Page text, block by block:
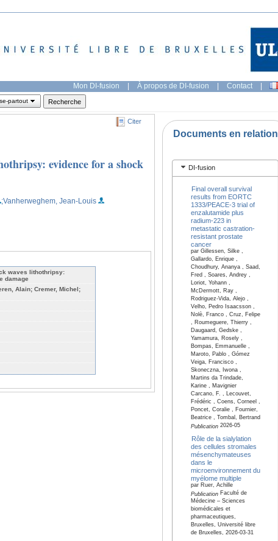
Mon DI-fusion | À propos de DI-fusion | Contact |
partout
Citer
evidence for a shock
;Vanherweghem, Jean-Louis
waves lithothripsy:
damage
Alain; Cremer, Michel;
Documents en relation
DI-fusion
Final overall survival
results from EORTC
1333/PEACE-3 trial of
enzalutamide plus
radium-223 in
metastatic castration-
resistant prostate
cancer
par Gillessen, Silke ,
Gallardo, Enrique ,
Choudhury, Ananya , Saad,
Fred , Soares, Andrey ,
Loriot, Yohann ,
McDermott, Ray ,
Rodriguez-Vida, Alejo ,
Velho, Pedro Isaacsson ,
Nolè, Franco , Cruz, Felipe
, Roumeguere, Thierry ,
Daugaard, Gedske ,
Yamamura, Rosely ,
Bompas, Emmanuelle ,
Maroto, Pablo , Gómez
Veiga, Francisco ,
Skoneczna, Iwona ,
Martins da Trindade,
Karine , Mavignier
Carcano, F. , Lecouvet,
Frédéric , Coens, Corneel ,
Poncet, Coralie , Fournier,
Beatrice , Tombal, Bertrand
Publication2026-05
Rôle de la sialylation
des cellules stromales
mésenchymateuses
dans le
microenvironnement du
myélome multiple
par Ruer, Achille
PublicationFaculté de
Médecine – Sciences
biomédicales et
pharmaceutiques,
Bruxelles, Université libre
de Bruxelles, 2026-03-31